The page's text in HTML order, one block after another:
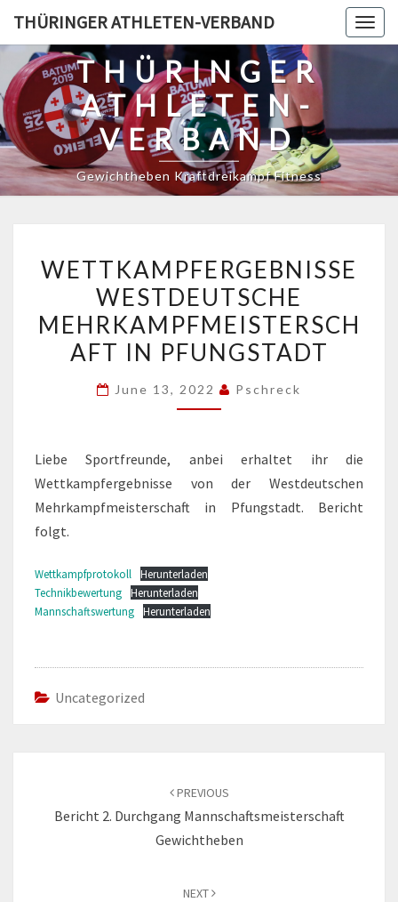
content
THÜRINGER ATHLETEN-VERBAND
THÜRINGER
ATHLETEN-
VERBAND
Gewichtheben Kraftdreikampf Fitness
WESTDEUTSCHE
IN
PFUNGSTADT
WETTKAMPFERGEBNISSE
WESTDEUTSCHE
MEHRKAMPFMEISTERSCH
AFT IN PFUNGSTADT
June 13, 2022 Pschreck
Liebe Sportfreunde, anbei erhaltet ihr die
Wettkampfergebnisse von der Westdeutschen
Mehrkampfmeisterschaft in Pfungstadt. Bericht
folgt.
Wettkampfprotokoll
Herunterladen
Technikbewertung
Herunterladen
Mannschaftswertung
Herunterladen
Uncategorized
PREVIOUS
Bericht 2. Durchgang Mannschaftsmeisterschaft
Gewichtheben
NEXT